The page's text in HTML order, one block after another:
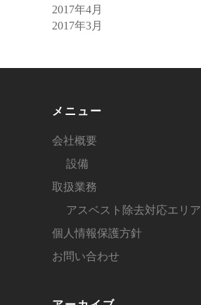
2017年4月
2017年3月
メニュー
会社概要
設備
取扱業務
アスベスト除去対応エリア
個人情報保護方針
お問い合わせ